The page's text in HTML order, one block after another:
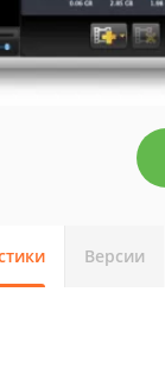
Версии